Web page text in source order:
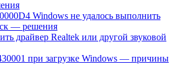
Windows не удалось выполнить
— решения
драйвер Realtek или другой звуковой
при загрузке Windows — причины